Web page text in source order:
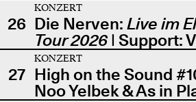
26
KONZERT
Die Nerven: Live im
Tour 2026| Support:
27
KONZERT
High on the Sound
Noo Yelbek & As in